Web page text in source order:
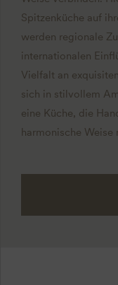
Spitzenküche auf
werden regionale
internationalen
Vielfalt an
sich in stilvollem
eine Küche, die
harmonische